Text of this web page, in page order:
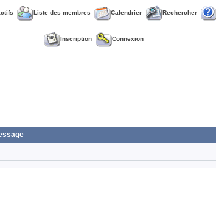
Liste des membres Calendrier Rechercher
Inscription Connexion